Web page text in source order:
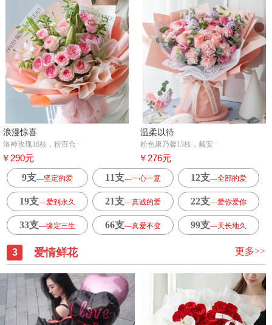
浪漫惊喜
洛神玫瑰16枝，粉百合··
￥290元
温柔以待
粉色康乃馨13枝，戴安··
￥276元
9支---坚定的爱 11支---一心一意 12支---全部的爱
19支---爱到永久 21支---真诚的爱 22支---爱你爱你
33支---缘定三生 66支---真爱不变 99支---天长地久
3 爱情鲜花 更多>>